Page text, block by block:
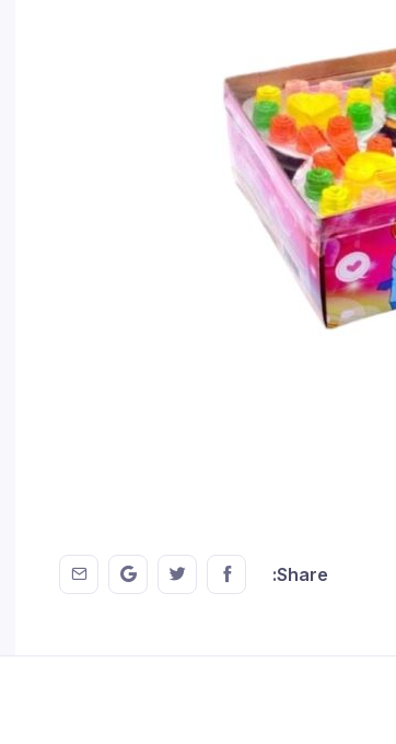
Share:
Share this on FaceBook
Share this on Twitter
on GMail